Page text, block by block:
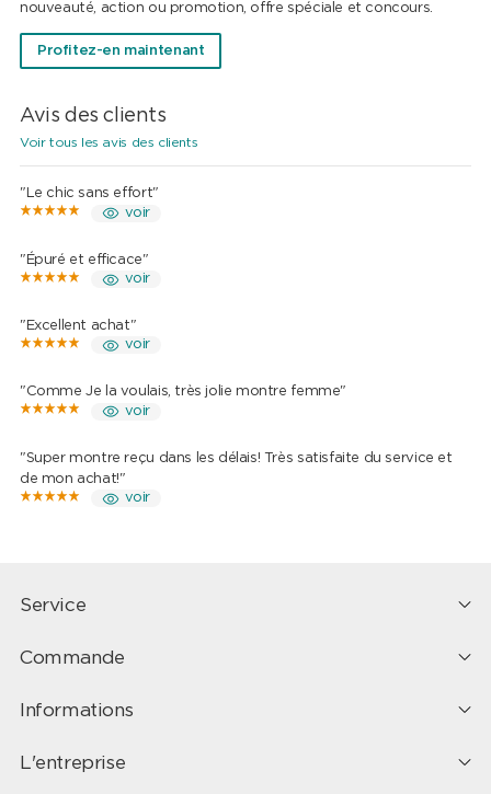
nouveauté, action ou promotion, offre spéciale et concours.
Profitez-en maintenant
Avis des clients
Voir tous les avis des clients
"Le chic sans effort"
voir
"Épuré et efficace"
voir
"Excellent achat"
voir
"Comme Je la voulais, très jolie montre femme"
voir
"Super montre reçu dans les délais! Très satisfaite du service et
de mon achat!"
voir
Service
Commande
Informations
L'entreprise